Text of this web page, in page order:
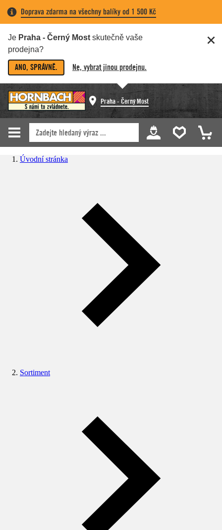
Doprava zdarma na všechny balíky od 1 500 Kč
Je Praha - Černý Most skutečně vaše
prodejna?
ANO, SPRÁVNĚ. Ne, vybrat jinou prodejnu.
Praha - Černý Most
Úvodní stránka
Sortiment